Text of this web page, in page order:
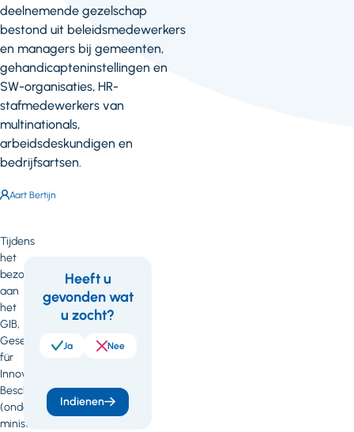
deelnemende gezelschap
bestond uit beleidsmedewerkers
en managers bij gemeenten,
gehandicapteninstellingen en
SW-organisaties, HR-
stafmedewerkers van
multinationals,
arbeidsdeskundigen en
bedrijfsartsen.
Auteur:
Aart Bertijn
Tijdens
het
bezoek
aan
het
GIB,
Gesellschaft
für
Innovative
Beschäftigungsförderung
(onderdeel
ministerie
Wil
meer
of
Feedback
Heeft u
gevonden wat
u zocht?
Ja Nee
Indienen